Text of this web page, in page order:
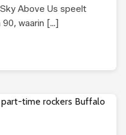
Above Us speelt
waarin […]